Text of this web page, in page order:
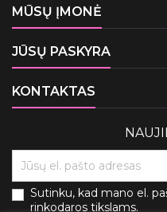
MŪSŲ ĮMONĖ
JŪSŲ PASKYRA
KONTAKTAS
Sutinku, kad mano el.
rinkodaros tikslams.